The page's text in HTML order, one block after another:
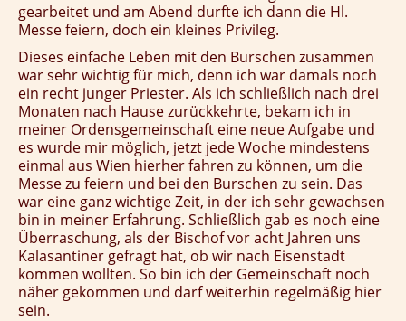
gearbeitet und am Abend durfte ich dann die Hl.
Messe feiern, doch ein kleines Privileg.
Dieses einfache Leben mit den Burschen zusammen
war sehr wichtig für mich, denn ich war damals noch
ein recht junger Priester. Als ich schließlich nach drei
Monaten nach Hause zurückkehrte, bekam ich in
meiner Ordensgemeinschaft eine neue Aufgabe und
es wurde mir möglich, jetzt jede Woche mindestens
einmal aus Wien hierher fahren zu können, um die
Messe zu feiern und bei den Burschen zu sein. Das
war eine ganz wichtige Zeit, in der ich sehr gewachsen
bin in meiner Erfahrung. Schließlich gab es noch eine
Überraschung, als der Bischof vor acht Jahren uns
Kalasantiner gefragt hat, ob wir nach Eisenstadt
kommen wollten. So bin ich der Gemeinschaft noch
näher gekommen und darf weiterhin regelmäßig hier
sein.